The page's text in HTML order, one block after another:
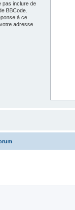
pas inclure de
BBCode.
à ce
adresse